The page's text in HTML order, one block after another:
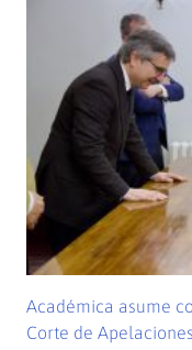
Académica asume
Corte de